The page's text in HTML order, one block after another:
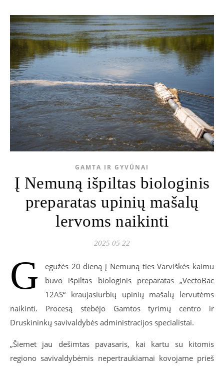
GAMTA IR GYVŪNAI
Į Nemuną išpiltas biologinis
preparatas upinių mašalų
lervoms naikinti
2025 05 22
G
egužės 20 dieną į Nemuną ties Varviškės kaimu
buvo išpiltas biologinis preparatas „VectoBac
12AS“ kraujasiurbių upinių mašalų lervutėms
naikinti. Procesą stebėjo Gamtos tyrimų centro ir
Druskininkų savivaldybės administracijos specialistai.
„Šiemet jau dešimtas pavasaris, kai kartu su kitomis
regiono savivaldybėmis nepertraukiamai kovojame prieš